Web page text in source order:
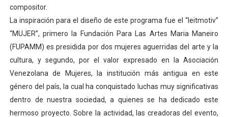
compositor.
La inspiración para el diseño de este programa fue el “leitmotiv”
“MUJER”, primero la Fundación Para Las Artes Maria Maneiro
(FUPAMM) es presidida por dos mujeres aguerridas del arte y la
cultura, y segundo, por el valor expresado en la Asociación
Venezolana de Mujeres, la institución más antigua en este
género del país, la cual ha conquistado luchas muy significativas
dentro de nuestra sociedad, a quienes se ha dedicado este
hermoso proyecto.Sobre la actividad, las creadoras del evento,